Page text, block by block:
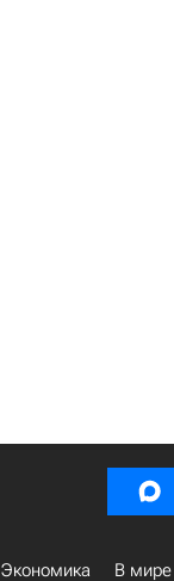
Экономика В мире